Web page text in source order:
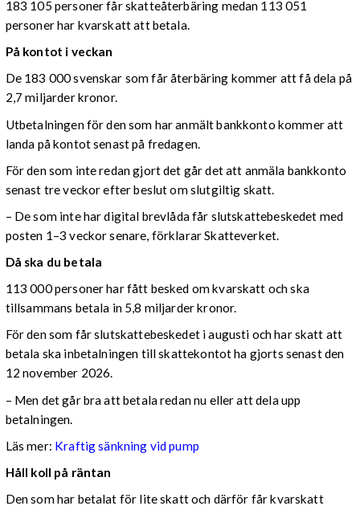
183 105 personer får skatteåterbäring medan 113 051
personer har kvarskatt att betala.
På kontot i veckan
De 183 000 svenskar som får återbäring kommer att få dela på
2,7 miljarder kronor.
Utbetalningen för den som har anmält bankkonto kommer att
landa på kontot senast på fredagen.
För den som inte redan gjort det går det att anmäla bankkonto
senast tre veckor efter beslut om slutgiltig skatt.
– De som inte har digital brevlåda får slutskattebeskedet med
posten 1–3 veckor senare, förklarar Skatteverket.
Då ska du betala
113 000 personer har fått besked om kvarskatt och ska
tillsammans betala in 5,8 miljarder kronor.
För den som får slutskattebeskedet i augusti och har skatt att
betala ska inbetalningen till skattekontot ha gjorts senast den
12 november 2026.
– Men det går bra att betala redan nu eller att dela upp
betalningen.
Läs mer: Kraftig sänkning vid pump
Håll koll på räntan
Den som har betalat för lite skatt och därför får kvarskatt